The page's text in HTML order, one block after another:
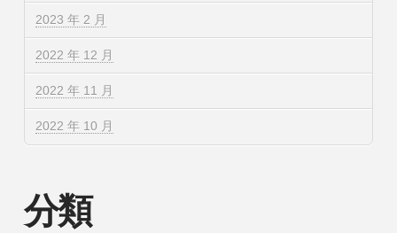
2023 年 2 月
2022 年 12 月
2022 年 11 月
2022 年 10 月
分類